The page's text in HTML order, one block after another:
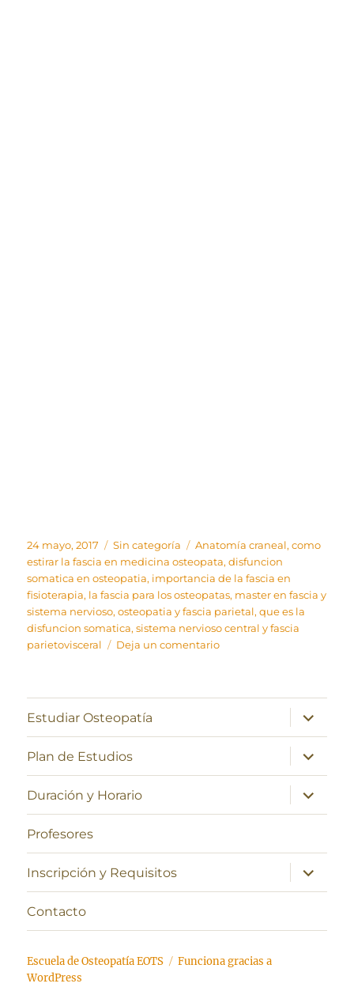
Publicado
el
24 mayo, 2017 Categorías
Sin categoría Etiquetas
Anatomía craneal,como
estirar la fascia en medicina osteopata,disfuncion
somatica en osteopatia, importancia de la fascia en
fisioterapia, la fascia para los osteopatas, master en fascia y
sistema nervioso,osteopatia y fascia parietal,que es la
disfuncion somatica,sistema nervioso central y fascia
parietovisceral
Deja un comentarioen
parietovisceral
Estudiar Osteopatía
expande
el
menú
inferior
Plan de Estudios
expande
el
menú
inferior
Duración y Horario
expande
el
menú
Profesores
Inscripción y Requisitos
expande
el
menú
Contacto
Escuela de Osteopatía EOTS
Funciona gracias a
WordPress